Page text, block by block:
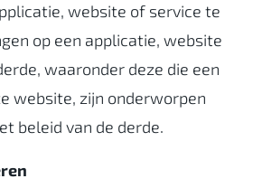
website of service te
op een applicatie, website
waaronder deze die een
website, zijn onderworpen
beleid van de derde.